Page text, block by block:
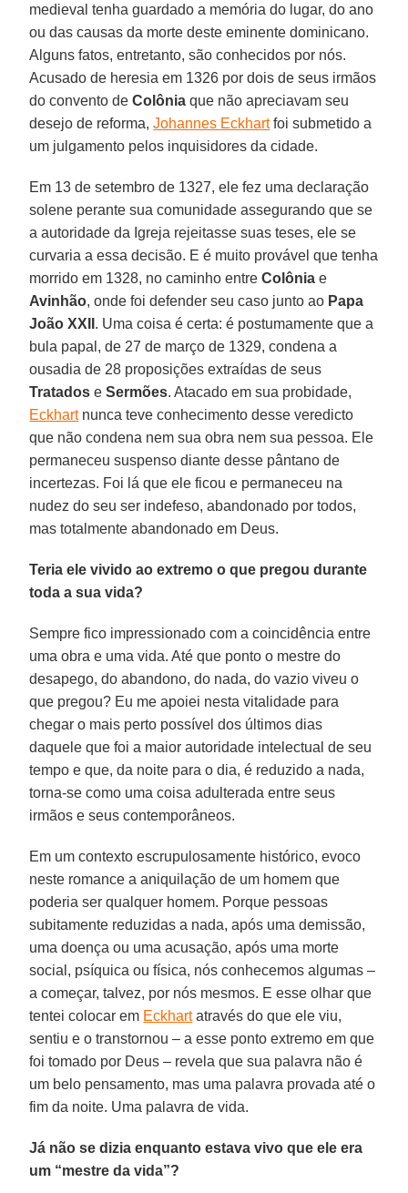
medieval tenha guardado a memória do lugar, do ano
ou das causas da morte deste eminente dominicano.
Alguns fatos, entretanto, são conhecidos por nós.
Acusado de heresia em 1326 por dois de seus irmãos
do convento deColônia que não apreciavam seu
desejo de reforma,Johannes Eckhartfoi submetido a
um julgamento pelos inquisidores da cidade.
Em 13 de setembro de 1327, ele fez uma declaração
solene perante sua comunidade assegurando que se
a autoridade da Igreja rejeitasse suas teses, ele se
curvaria a essa decisão. E é muito provável que tenha
morrido em 1328, no caminho entreColônia e
Avinhão, onde foi defender seu caso junto ao Papa
João XXII . Uma coisa é certa: é postumamente que a
bula papal, de 27 de março de 1329, condena a
ousadia de 28 proposições extraídas de seus
Tratados eSermões. Atacado em sua probidade,
Eckhartnunca teve conhecimento desse veredicto
que não condena nem sua obra nem sua pessoa. Ele
permaneceu suspenso diante desse pântano de
incertezas. Foi lá que ele ficou e permaneceu na
nudez do seu ser indefeso, abandonado por todos,
mas totalmente abandonado em Deus.
Teria ele vivido ao extremo o que pregou durante
toda a sua vida?
Sempre fico impressionado com a coincidência entre
uma obra e uma vida. Até que ponto o mestre do
desapego, do abandono, do nada, do vazio viveu o
que pregou? Eu me apoiei nesta vitalidade para
chegar o mais perto possível dos últimos dias
daquele que foi a maior autoridade intelectual de seu
tempo e que, da noite para o dia, é reduzido a nada,
torna-se como uma coisa adulterada entre seus
irmãos e seus contemporâneos.
Em um contexto escrupulosamente histórico, evoco
neste romance a aniquilação de um homem que
poderia ser qualquer homem. Porque pessoas
subitamente reduzidas a nada, após uma demissão,
uma doença ou uma acusação, após uma morte
social, psíquica ou física, nós conhecemos algumas –
a começar, talvez, por nós mesmos. E esse olhar que
tentei colocar em Eckhartatravés do que ele viu,
sentiu e o transtornou – a esse ponto extremo em que
foi tomado por Deus – revela que sua palavra não é
um belo pensamento, mas uma palavra provada até o
fim da noite. Uma palavra de vida.
Já não se dizia enquanto estava vivo que ele era
um “mestre da vida”?